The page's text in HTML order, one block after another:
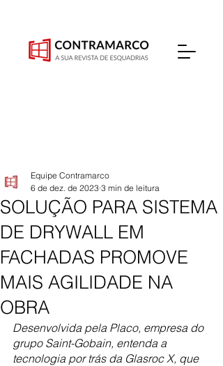
SOLUÇÃO PARA SISTEMA
DE DRYWALL EM
FACHADAS PROMOVE
MAIS AGILIDADE NA
OBRA
Equipe Contramarco
6 de dez. de 2023 3 min de leitura
Desenvolvida pela Placo, empresa do
grupo Saint-Gobain, entenda a
tecnologia por trás da Glasroc X, que